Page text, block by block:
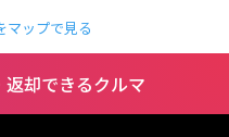
マップで見る
却できるクルマ